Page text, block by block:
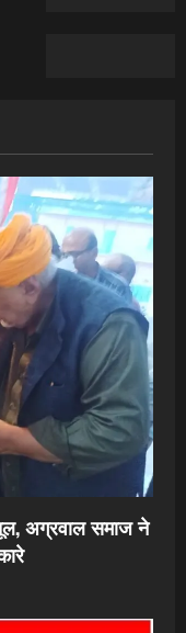
अग्रवाल समाज ने